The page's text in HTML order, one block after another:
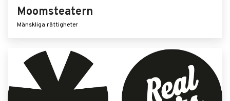
Moomsteatern
Mänskliga rättigheter